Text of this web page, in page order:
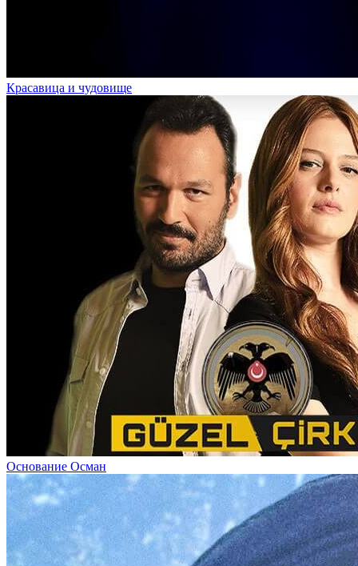
Красавица и чудовище
Основание Осман